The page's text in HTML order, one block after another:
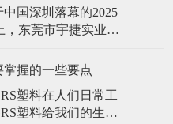
——PCR消费后塑
base
中国深圳落幕的2025
，东莞市宇捷实业投
供兼具美学价值与可
消费后回收塑料、
生物基塑料领域
掌握的一些要点
料在人们日常工
塑料给我们的生活